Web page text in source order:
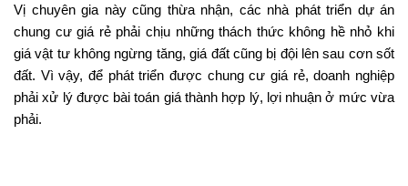
Vị chuyên gia này cũng thừa nhận, các nhà phát triển dự án
chung cư giá rẻ phải chịu những thách thức không hề nhỏ khi
giá vật tư không ngừng tăng, giá đất cũng bị đội lên sau cơn sốt
đất. Vì vậy, để phát triển được chung cư giá rẻ, doanh nghiệp
phải xử lý được bài toán giá thành hợp lý, lợi nhuận ở mức vừa
phải.